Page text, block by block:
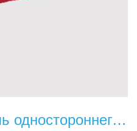
Какова важная роль одностороннего клапана на биогазовозе?